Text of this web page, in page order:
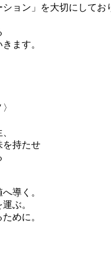
ョン」を大切にしてお
ます。
を持たせ
導く。
ぶ。
めに。